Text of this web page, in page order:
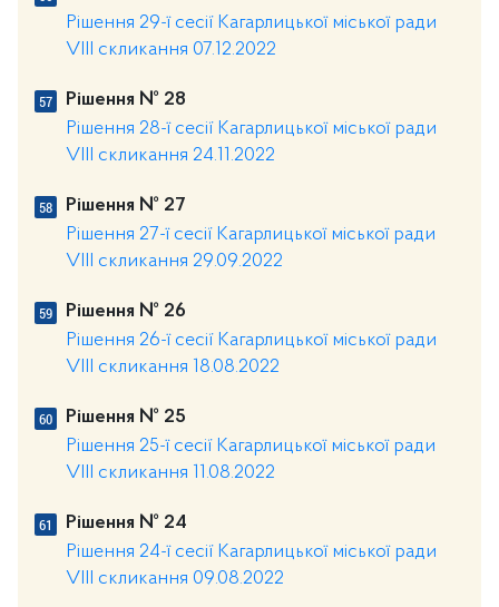
Рішення 29-ї сесії Кагарлицької міської ради
VIII скликання 07.12.2022
Рішення № 28
Рішення 28-ї сесії Кагарлицької міської ради
VIII скликання 24.11.2022
Рішення № 27
Рішення 27-ї сесії Кагарлицької міської ради
VIII скликання 29.09.2022
Рішення № 26
Рішення 26-ї сесії Кагарлицької міської ради
VIII скликання 18.08.2022
Рішення № 25
Рішення 25-ї сесії Кагарлицької міської ради
VIII скликання 11.08.2022
Рішення № 24
Рішення 24-ї сесії Кагарлицької міської ради
VIII скликання 09.08.2022